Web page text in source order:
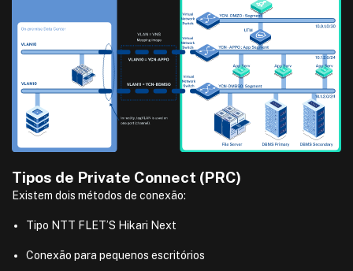
Tipos de Private Connect (PRC)
Existem dois métodos de conexão:
Tipo NTT FLET’S Hikari Next
Conexão para pequenos escritórios